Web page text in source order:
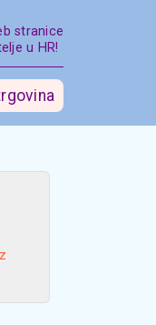
stranice
u HR!